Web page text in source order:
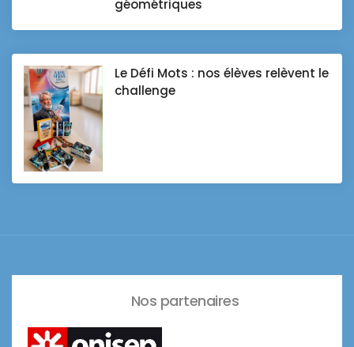
géométriques
Le Défi Mots : nos élèves relèvent le
challenge
Nos partenaires